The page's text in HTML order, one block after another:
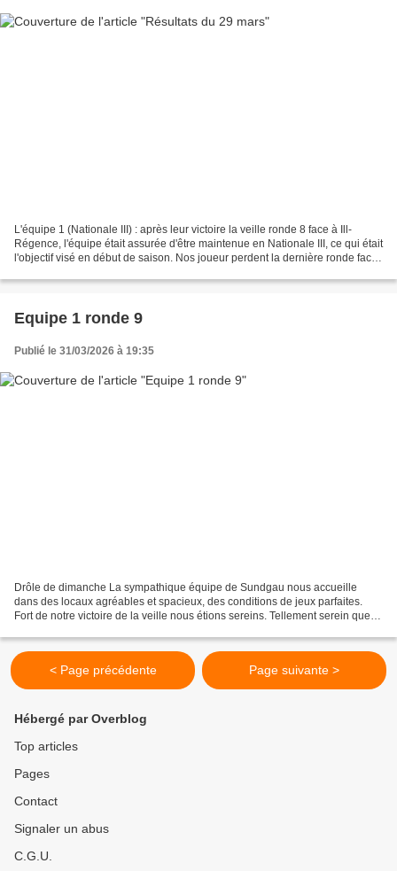
L'équipe 1 (Nationale III) : après leur victoire la veille ronde 8 face à Ill-
Régence, l'équipe était assurée d'être maintenue en Nationale III, ce qui était
l'objectif visé en début de saison. Nos joueur perdent la dernière ronde face
Equipe 1 ronde 9
Publié le 31/03/2026 à 19:35
Drôle de dimanche La sympathique équipe de Sundgau nous accueille
dans des locaux agréables et spacieux, des conditions de jeux parfaites.
Fort de notre victoire de la veille nous étions sereins. Tellement serein que
< Page précédente Page suivante >
Hébergé par Overblog
Top articles
Pages
Contact
Signaler un abus
C.G.U.